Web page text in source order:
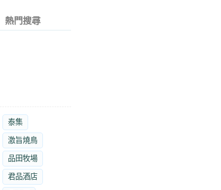
熱門搜尋
泰集
激旨燒鳥
品田牧場
君品酒店